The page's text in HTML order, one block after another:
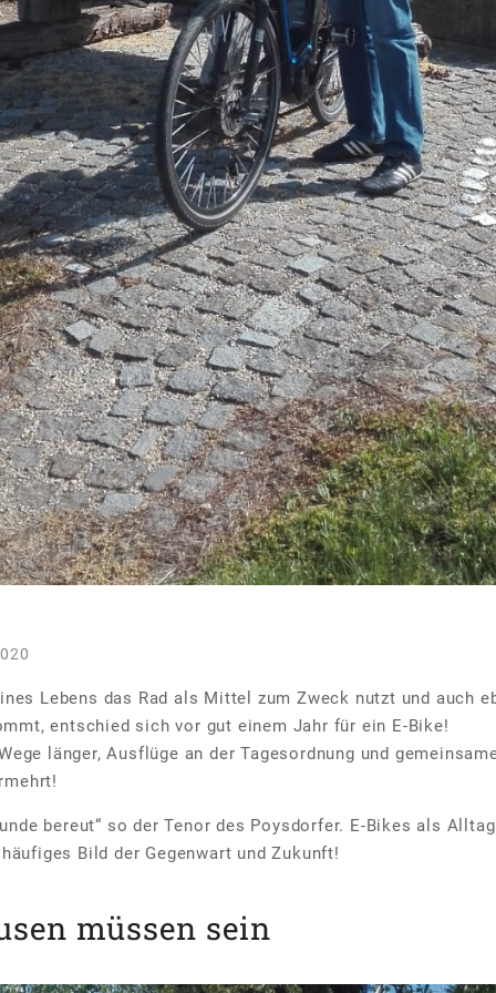
Lebens das Rad als Mittel zum Zweck nutzt und auch
entschied sich vor gut einem Jahr für ein E-Bike!
länger, Ausflüge an der Tagesordnung und
bereut“ so der Tenor des Poysdorfer. E-Bikes als
Bild der Gegenwart und Zukunft!
müssen sein